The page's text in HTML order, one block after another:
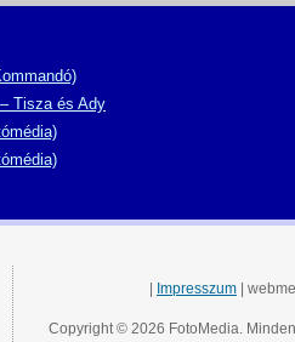
Tisza és Ady
Impresszum |
Copyright © 2026 FotoMedia.